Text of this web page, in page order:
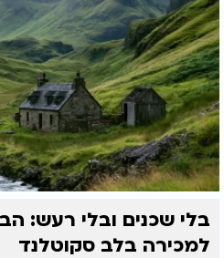
בלי שכנים ובלי רעש:
למכירה בלב סקוטלנד